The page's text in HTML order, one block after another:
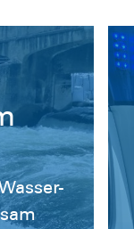
auf den
Neben
15.000
Der
Steibli,
ein